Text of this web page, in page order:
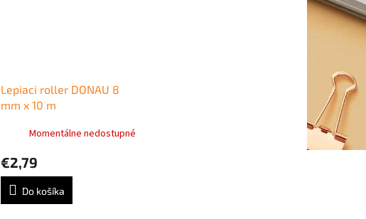
Lepiaci roller DONAU 8
mm x 10 m
Momentálne nedostupné
€2,79
Do košíka